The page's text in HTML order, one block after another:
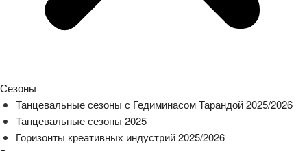
Сезоны
Танцевальные сезоны с Гедиминасом Тарандой 2025/2026
Танцевальные сезоны 2025
Горизонты креативных индустрий 2025/2026